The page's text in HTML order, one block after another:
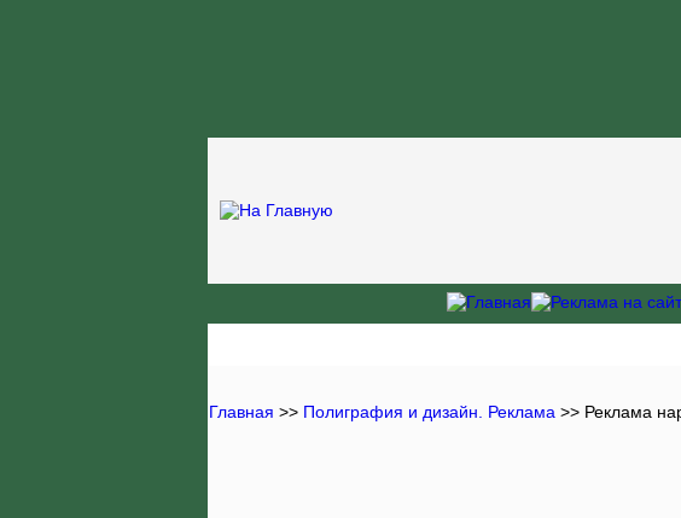
Главная >> Полиграфия и дизайн. Реклама >> Реклама